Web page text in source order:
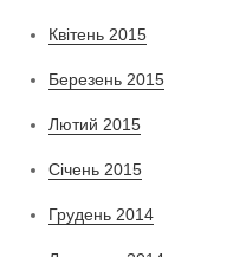
Квітень 2015
Березень 2015
Лютий 2015
Січень 2015
Грудень 2014